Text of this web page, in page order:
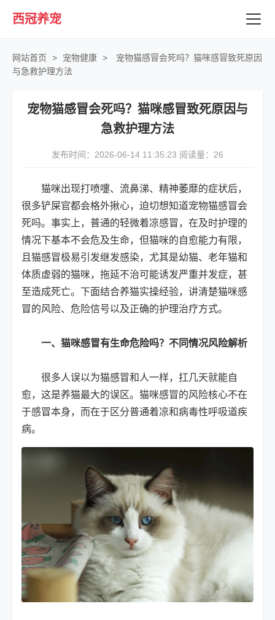
西冠养宠
网站首页 > 宠物健康 >
宠物猫感冒会死吗？猫咪感冒致死原因
与急救护理方法
宠物猫感冒会死吗？猫咪感冒致死原因与
急救护理方法
发布时间：2026-06-14 11:35:23 阅读量： 26
猫咪出现打喷嚏、流鼻涕、精神萎靡的症状后，
很多铲屎官都会格外揪心，迫切想知道宠物猫感冒会
死吗。事实上，普通的轻微着凉感冒，在及时护理的
情况下基本不会危及生命，但猫咪的自愈能力有限，
且猫感冒极易引发继发感染，尤其是幼猫、老年猫和
体质虚弱的猫咪，拖延不治可能诱发严重并发症，甚
至造成死亡。下面结合养猫实操经验，讲清楚猫咪感
冒的风险、危险信号以及正确的护理治疗方式。
一、猫咪感冒有生命危险吗？不同情况风险解析
很多人误以为猫感冒和人一样，扛几天就能自
愈，这是养猫最大的误区。猫咪感冒的风险核心不在
于感冒本身，而在于区分普通着凉和病毒性呼吸道疾
病。